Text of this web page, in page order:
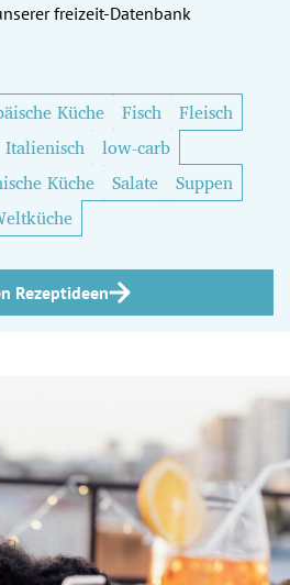
freizeit-Datenbank
Küche Fisch
Fleisch
Italienisch
low-carb
Küche Salate
Suppen
Rezeptideen